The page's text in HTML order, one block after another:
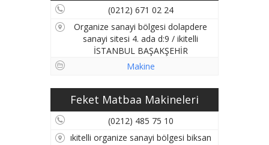
(0212) 671 02 24
Organize sanayi bölgesi dolapdere
sanayi sitesi 4. ada d:9 / ikitelli
İSTANBUL BAŞAKŞEHİR
Makine
Feket Matbaa Makineleri
(0212) 485 75 10
ıkitelli organize sanayi bölgesi biksan